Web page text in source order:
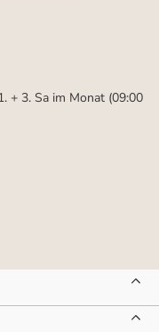
+ 3. Sa im Monat (09:00